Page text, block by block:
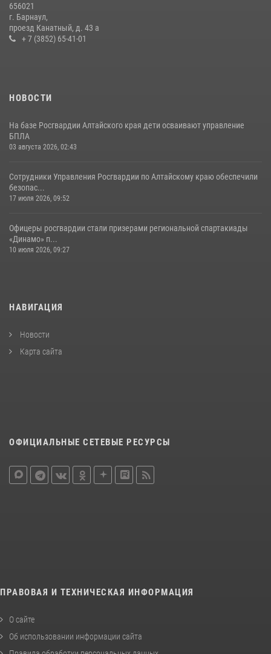
656021
г. Барнаул,
проезд Канатный, д. 43 а
+ 7 (3852) 65-41-01
НОВОСТИ
На базе Росгвардии Алтайского края дети осваивают управление
БПЛА
03 августа 2026, 02:43
Сотрудники Управления Росгвардии по Алтайскому краю обеспечили
безопас...
17 июля 2026, 09:52
Офицеры росгвардии стали призерами региональной спартакиады
«Динамо» п...
10 июля 2026, 09:27
НАВИГАЦИЯ
Новости
Карта сайта
ОФИЦИАЛЬНЫЕ СЕТЕВЫЕ РЕСУРСЫ
ПРАВОВАЯ И ТЕХНИЧЕСКАЯ ИНФОРМАЦИЯ
О сайте
Об использовании информации сайта